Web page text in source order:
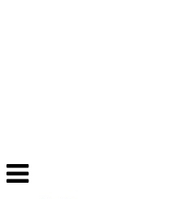
Veksle
navigasjon